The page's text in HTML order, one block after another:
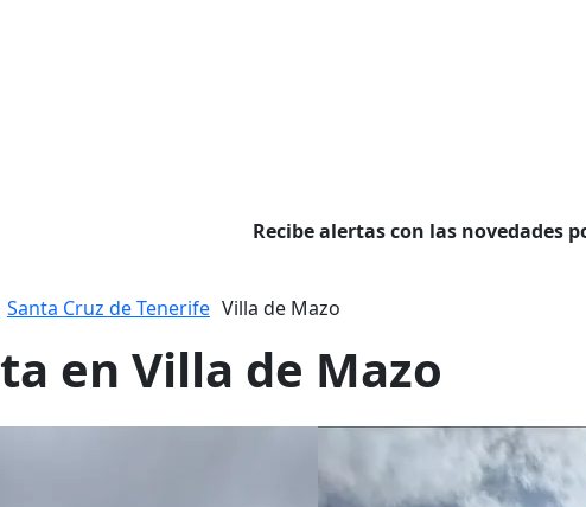
Recibe alertas con las novedades
Santa Cruz de Tenerife Villa de Mazo
en Villa de Mazo